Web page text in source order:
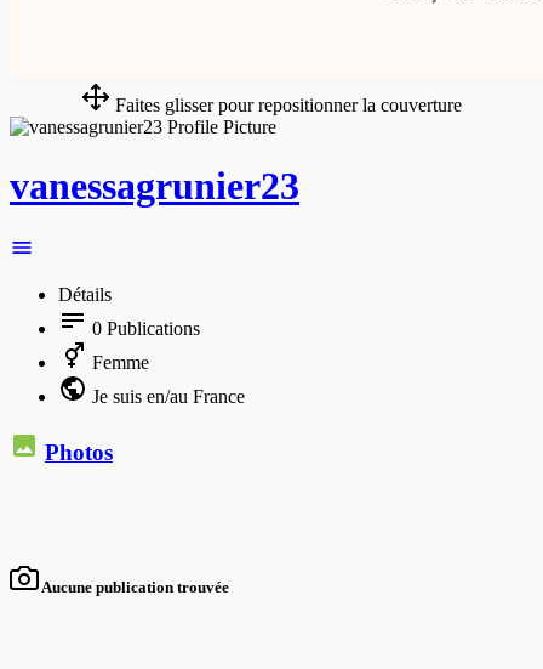
Faites glisser pour repositionner la couverture
vanessagrunier23
Détails
0 Publications
Femme
Je suis en/au France
Photos
Aucune publication trouvée